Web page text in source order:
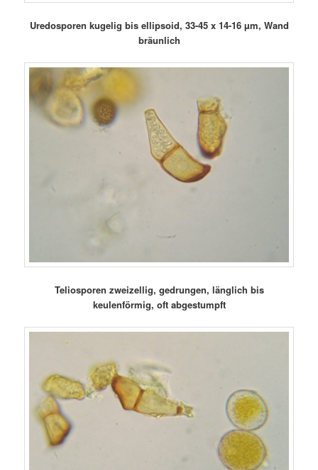
Uredosporen kugelig bis ellipsoid, 33-45 x 14-16 µm, Wand
bräunlich
Teliosporen zweizellig, gedrungen, länglich bis
keulenförmig, oft abgestumpft